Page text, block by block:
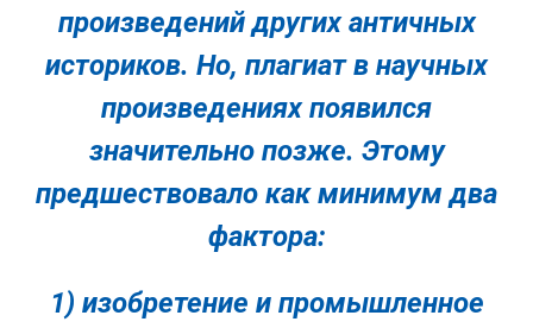
произведений других античных
историков. Но, плагиат в научных
произведениях появился
значительно позже. Этому
предшествовало как минимум два
фактора:
1) изобретение и промышленное